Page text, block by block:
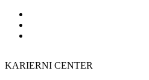
KARIERNI CENTER